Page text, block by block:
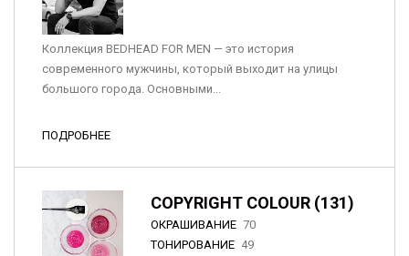
Коллекция BEDHEAD FOR MEN — это история
современного мужчины, который выходит на улицы
большого города. Основными...
ПОДРОБНЕЕ
COPYRIGHT COLOUR (131)
ОКРАШИВАНИЕ 70
ТОНИРОВАНИЕ 49